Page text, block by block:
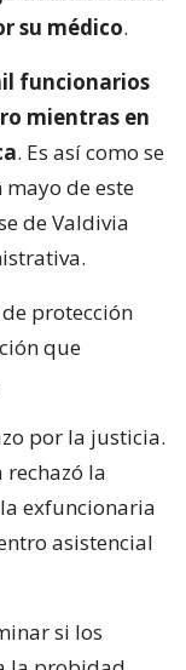
su médico.
funcionarios
mientras en
. Es así como se
de este
de Valdivia
protección
que
por la justicia.
rechazó la
exfuncionaria
asistencial
si los